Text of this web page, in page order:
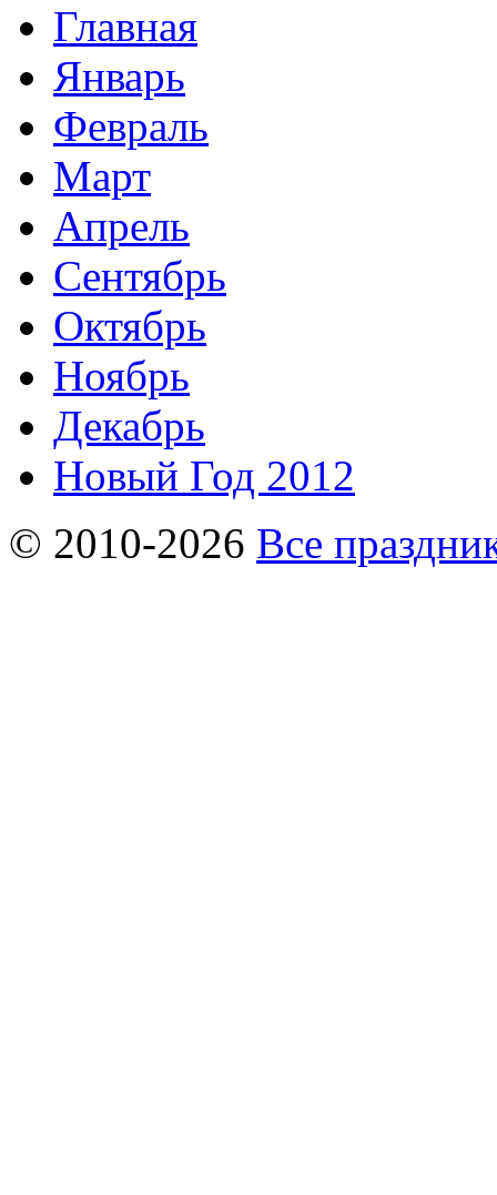
Главная
Январь
Февраль
Март
Апрель
Сентябрь
Октябрь
Ноябрь
Декабрь
Новый Год 2012
© 2010-2026 Все